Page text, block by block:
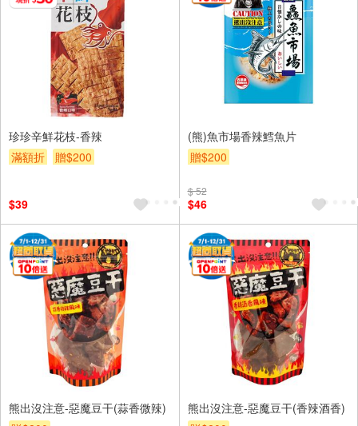
珍珍辛鮮花枝-香辣
滿額折
贈$200
$39
(熊)魚市場香辣鱈魚片
贈$200
$ 52
$46
熊出沒注意-惡魔豆干(蒜香微辣)
熊出沒注意-惡魔豆干(香辣酒香)